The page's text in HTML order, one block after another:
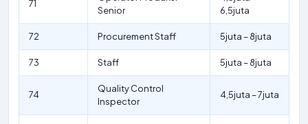
71
Senior
6,5juta
72 Procurement Staff 5juta – 8juta
73 Staff 5juta – 8juta
74
Quality Control
Inspector
4,5juta – 7juta